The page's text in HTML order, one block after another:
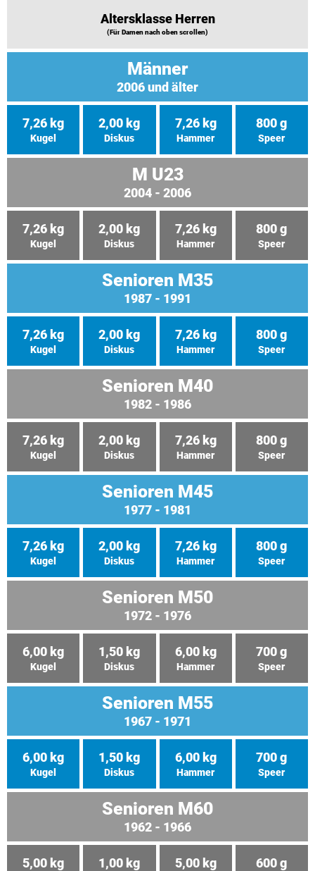
M U23
2004 - 2006
7,26 kg
Kugel
2,00 kg
Diskus
7,26 kg
Hammer
800 g
Speer
Senioren M35
1987 - 1991
7,26 kg
Kugel
2,00 kg
Diskus
7,26 kg
Hammer
800 g
Speer
Senioren M40
1982 - 1986
7,26 kg
Kugel
2,00 kg
Diskus
7,26 kg
Hammer
800 g
Speer
Senioren M45
1977 - 1981
7,26 kg
Kugel
2,00 kg
Diskus
7,26 kg
Hammer
800 g
Speer
Senioren M50
1972 - 1976
6,00 kg
Kugel
1,50 kg
Diskus
6,00 kg
Hammer
700 g
Speer
Senioren M55
1967 - 1971
6,00 kg
Kugel
1,50 kg
Diskus
6,00 kg
Hammer
700 g
Speer
Senioren M60
1962 - 1966
Männer
2006 und älter
7,26 kg
Kugel
2,00 kg
Diskus
7,26 kg
Hammer
800 g
Speer
Altersklasse Herren
(Für Damen nach oben scrollen)
5,00 kg 1,00 kg 5,00 kg 600 g